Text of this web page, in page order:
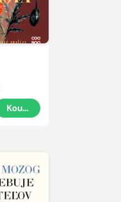
Koupit